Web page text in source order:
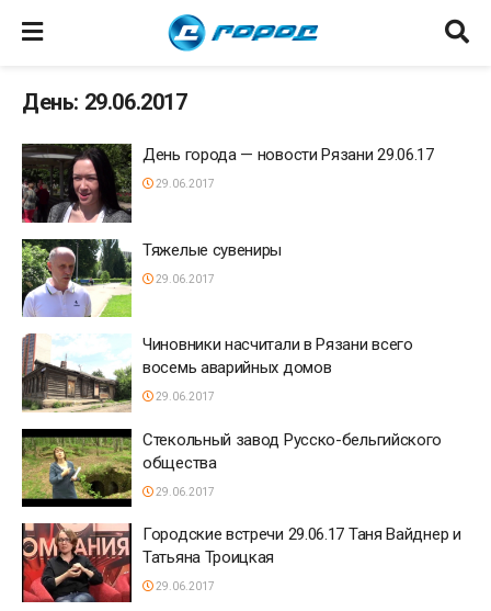
День: 29.06.2017
День города — новости Рязани 29.06.17
29.06.2017
Тяжелые сувениры
29.06.2017
Чиновники насчитали в Рязани всего
восемь аварийных домов
29.06.2017
Cтекольный завод Русско-бельгийского
общества
29.06.2017
Городские встречи 29.06.17 Таня Вайднер и
Татьяна Троицкая
29.06.2017